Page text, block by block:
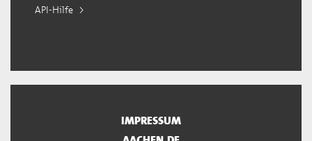
API-Hilfe
IMPRESSUM